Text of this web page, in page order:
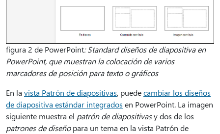
figura 2 de PowerPoint: Standard diseños de diapositiva en
PowerPoint, que muestran la colocación de varios
marcadores de posición para texto o gráficos
En la vista Patrón de diapositivas, puedecambiar los diseños
de diapositiva estándar integrados en PowerPoint. La imagen
siguiente muestra el patrón de diapositivasy dos de los
patrones de diseñopara un tema en la vista Patrón de